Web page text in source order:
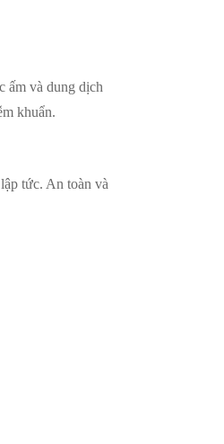
ấm và dung dịch
khuẩn.
tức. An toàn và